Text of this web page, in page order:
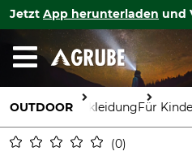
Jetzt App herunterladen und
OUTDOOR BekleidungFür
0